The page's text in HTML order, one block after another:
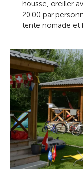
housse, oreiller
20.00 par
tente nomade et